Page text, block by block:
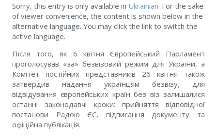
Sorry, this entry is only available in Ukrainian. For the sake
of viewer convenience, the content is shown below in the
alternative language. You may click the link to switch the
active language.
Після того, як 6 квітня Європейський Парламент
проголосував «за» безвізовий режим для України, а
Комітет постійних представників 26 квітня також
затвердив надання українцям безвізу, для
відвідування європейських країн без віз залишалися
останні законодавчі кроки: прийняття відповідної
постанови Радою ЄС, підписання документу та
офіційна публікація.